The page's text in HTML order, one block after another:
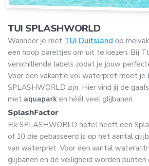
TUI SPLASHWORLD
Wanneer je met TUI Duitsland op
een hoop pareltjes om uit te kiezen. Bij
verschillende labels zodat je jouw
Voor een vakantie vol waterpret moet je
SPLASHWORLD zijn. Hier vind jij de
met aquapark en héél veel glijbanen.
SplashFactor
Elk SPLASHWORLD hotel heeft een
of 10 die gebasseerd is op het aantal
van waterpret. Voor een aantal
glijbanen en de veiligheid worden punten